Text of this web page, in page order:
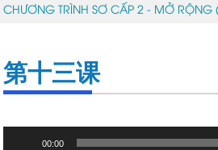
CHƯƠNG TRÌNH SƠ CẤP 2 - MỞ RỘNG
第十三课
00:00